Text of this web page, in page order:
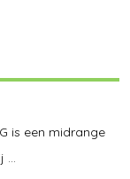
is een midrange
...